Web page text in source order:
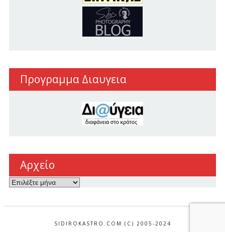
Προγραμμα Διαυγεια
Αρχείο
Αρχείο
SIDIROKASTRO.COM (C) 2005-2024